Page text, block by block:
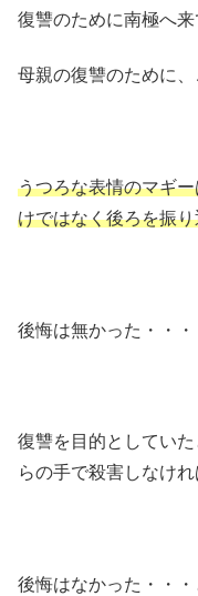
復讐のために南極へ来
母親の復讐のために、
うつろな表情のマギ
けではなく後ろを振
後悔は無かった・・・
復讐を目的としてい
らの手で殺害しなけ
後悔はなかった・・・